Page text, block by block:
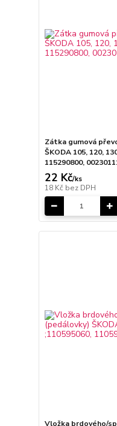
Zátka gumová
ŠKODA 105, 120,
115290800,
22 Kč/ks
18 Kč bez DPH
Vložka brdového/